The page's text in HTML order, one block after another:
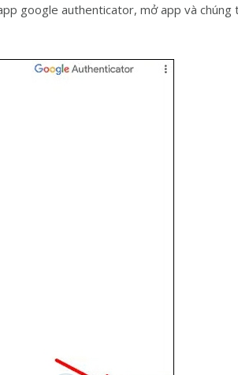
google authenticator, mở app và chúng